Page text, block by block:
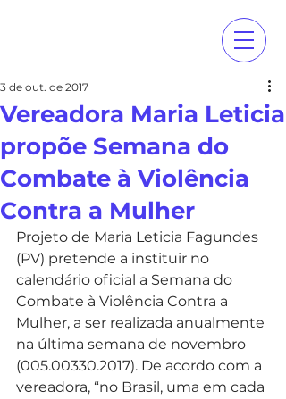
Vereadora Maria Leticia
propõe Semana do
Combate à Violência
Contra a Mulher
3 de out. de 2017
Projeto de Maria Leticia Fagundes
(PV) pretende a instituir no
calendário oficial a Semana do
Combate à Violência Contra a
Mulher, a ser realizada anualmente
na última semana de novembro
(005.00330.2017). De acordo com a
vereadora, “no Brasil, uma em cada